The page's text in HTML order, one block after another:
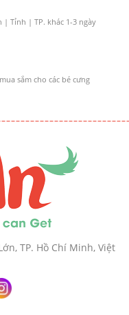
| Tỉnh | TP. khác 1-3 ngày
sắm cho các bé cưng
TP. Hồ Chí Minh, Việt